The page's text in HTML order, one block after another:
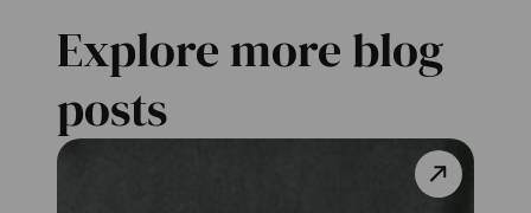
Explore more blog
posts